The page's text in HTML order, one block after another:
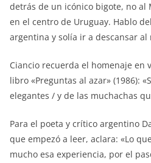
detrás de un icónico bigote, no
en el centro de Uruguay. Hablo
argentina y solía ir a descansar
Ciancio recuerda el homenaje en
libro «Preguntas al azar» (1986):
elegantes / y de las muchachas
Para el poeta y crítico argentino
que empezó a leer, aclara: «Lo
mucho esa experiencia, por el